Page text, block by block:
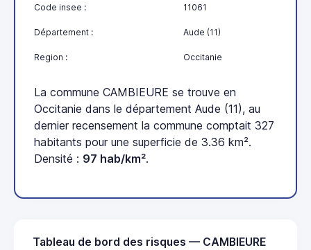
Code insee : 11061
Département : Aude (11)
Region : Occitanie
La commune CAMBIEURE se trouve en
Occitanie dans le département Aude (11), au
dernier recensement la commune comptait 327
habitants pour une superficie de 3.36 km².
Densité : 97 hab/km².
Tableau de bord des risques — CAMBIEURE